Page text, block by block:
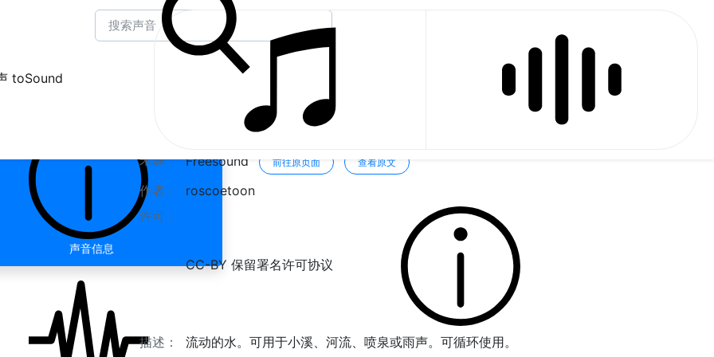
toSound
声音信息
来源： Freesound 前往原页面 查看原文
作者：
roscoetoon
许可：
CC-BY 保留署名许可协议
描述： 流动的水。可用于小溪、河流、喷泉或雨声。可循环使用。